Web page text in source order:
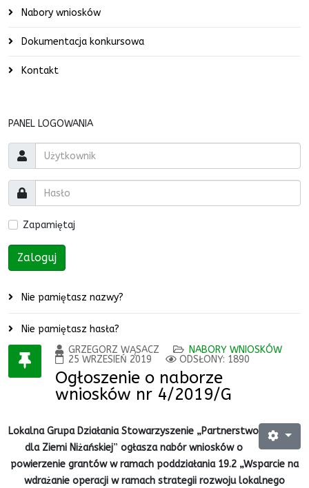
Nabory wniosków
Dokumentacja konkursowa
Kontakt
PANEL LOGOWANIA
Zapamiętaj
Zaloguj
Nie pamiętasz nazwy?
Nie pamiętasz hasła?
GRZEGORZ WĄSACZ
NABORY WNIOSKÓW
25 WRZESIEŃ 2019
ODSŁONY: 1890
Ogłoszenie o naborze
wniosków nr 4/2019/G
Lokalna Grupa Działania Stowarzyszenie „Partnerstwo
dla Ziemi Niżańskiej” ogłasza nabór wniosków o
powierzenie grantów w ramach poddziałania 19.2 „Wsparcie na
wdrażanie operacji w ramach strategii rozwoju lokalnego